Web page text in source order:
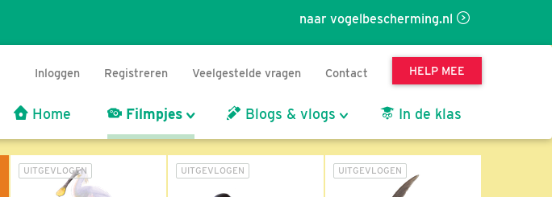
naar vogelbescherming.nl
Inloggen Registreren Veelgestelde vragen Contact HELP MEE
Home Filmpjes Blogs & vlogs In de klas
UITGEVLOGEN UITGEVLOGEN UITGEVLOGEN